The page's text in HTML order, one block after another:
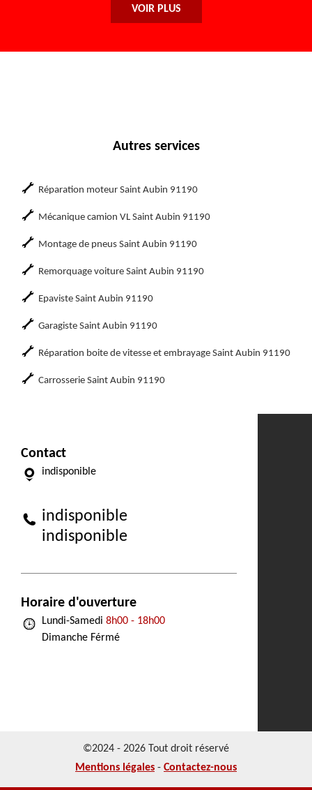
VOIR PLUS
Autres services
Réparation moteur Saint Aubin 91190
Mécanique camion VL Saint Aubin 91190
Montage de pneus Saint Aubin 91190
Remorquage voiture Saint Aubin 91190
Epaviste Saint Aubin 91190
Garagiste Saint Aubin 91190
Réparation boite de vitesse et embrayage Saint Aubin 91190
Carrosserie Saint Aubin 91190
Contact
indisponible
indisponible
indisponible
Horaire d'ouverture
Lundi-Samedi 8h00 - 18h00
Dimanche Férmé
©2024 - 2026 Tout droit réservé
Mentions légales - Contactez-nous